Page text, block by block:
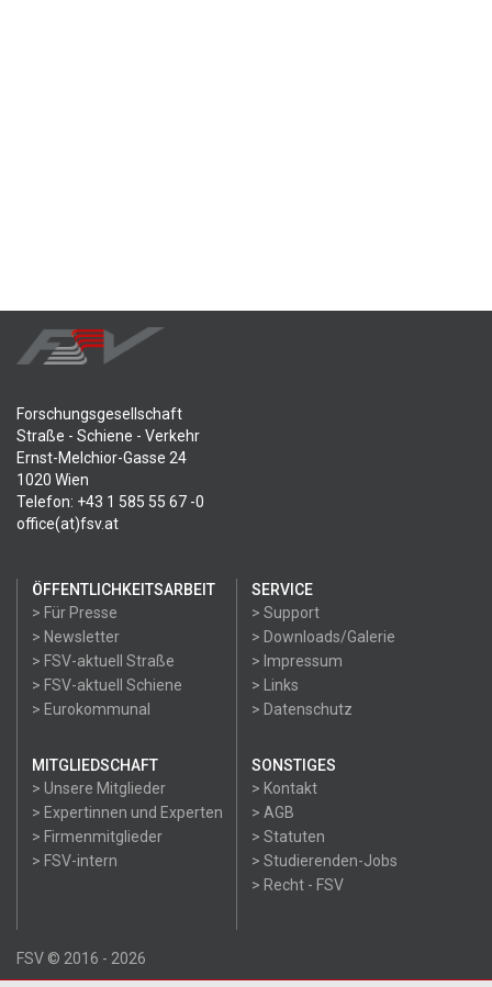
Forschungsgesellschaft
Straße - Schiene - Verkehr
Ernst-Melchior-Gasse 24
1020 Wien
Telefon: +43 1 585 55 67 -0
office(at)fsv.at
ÖFFENTLICHKEITSARBEIT
> Für Presse
> Newsletter
> FSV-aktuell Straße
> FSV-aktuell Schiene
> Eurokommunal
SERVICE
> Support
> Downloads/Galerie
> Impressum
> Links
> Datenschutz
MITGLIEDSCHAFT
> Unsere Mitglieder
> Expertinnen und Experten
> Firmenmitglieder
> FSV-intern
SONSTIGES
> Kontakt
> AGB
> Statuten
> Studierenden-Jobs
> Recht - FSV
FSV © 2016 - 2026